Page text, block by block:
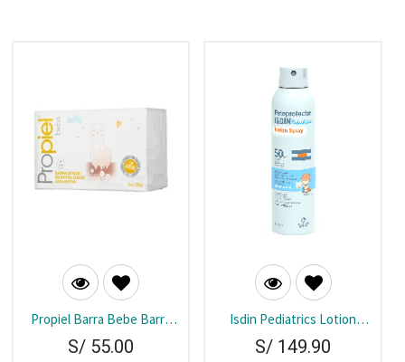
Propiel Barra Bebe Barra
100 gr
S/ 55.00
Isdin Pediatrics Lotion
Spray 50+ 250 ml
S/ 149.90